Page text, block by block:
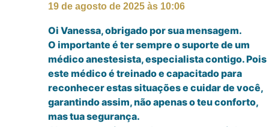
19 de agosto de 2025 às 10:06
Oi Vanessa, obrigado por sua mensagem.
O importante é ter sempre o suporte de um
médico anestesista, especialista contigo. Pois
este médico é treinado e capacitado para
reconhecer estas situações e cuidar de você,
garantindo assim, não apenas o teu conforto,
mas tua segurança.